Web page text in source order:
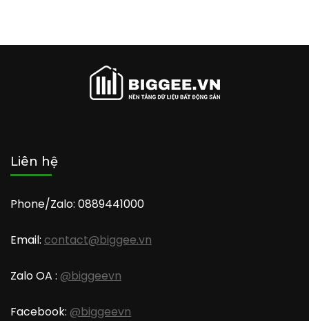
Liên hệ
Phone/Zalo: 0889441000
Email: contact@biggee.vn
Zalo OA : @biggeevn
Facebook: @biggeevn